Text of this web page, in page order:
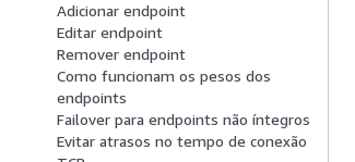
Adicionar endpoint
Editar endpoint
Remover endpoint
Como funcionam os pesos dos
endpoints
Failover para endpoints não íntegros
Evitar atrasos no tempo de conexão